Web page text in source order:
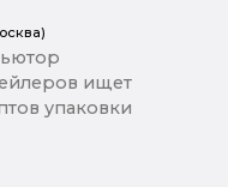
ищет
упаковки